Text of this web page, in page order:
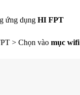
ứng dụng HI FPT
> Chọn vào mục wifi